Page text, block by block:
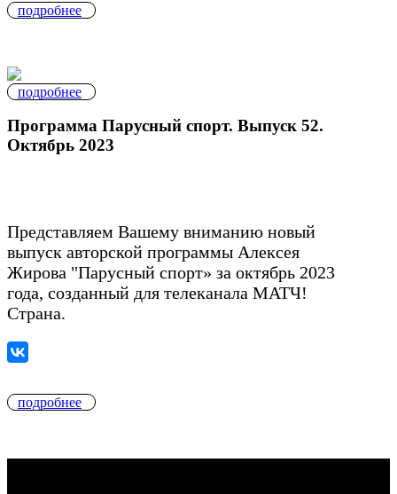
подробнее
подробнее
Программа Парусный спорт. Выпуск 52.
Октябрь 2023
Представляем Вашему вниманию новый
выпуск авторской программы Алексея
Жирова "Парусный спорт» за октябрь 2023
года, созданный для телеканала МАТЧ!
Страна.
подробнее